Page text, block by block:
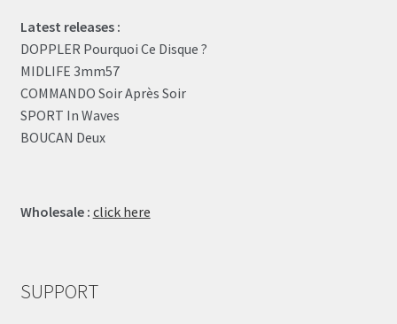
Latest releases :
DOPPLER Pourquoi Ce Disque ?
MIDLIFE 3mm57
COMMANDO Soir Après Soir
SPORT In Waves
BOUCAN Deux
Wholesale : click here
SUPPORT